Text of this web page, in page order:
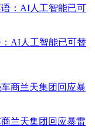
AI人工智能已可替
兰天集团回应暴雷